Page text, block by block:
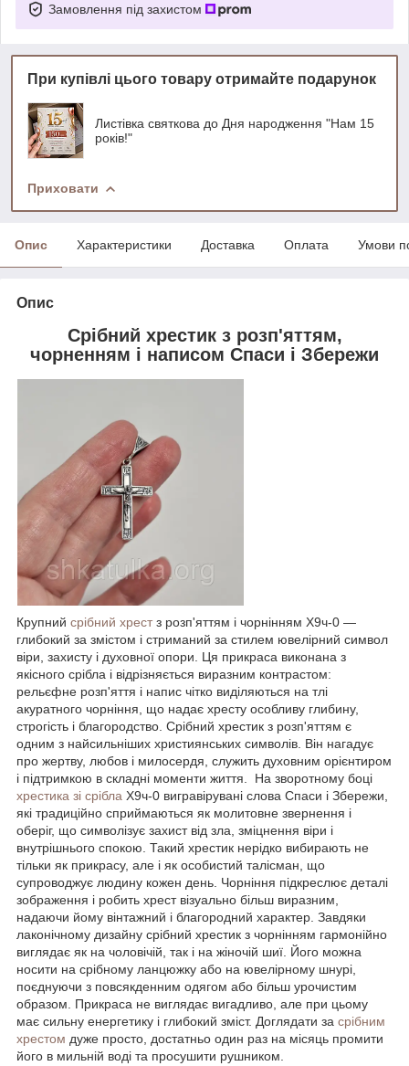
Замовлення під захистом
При купівлі цього товару отримайте подарунок
Листівка святкова до Дня народження "Нам 15
років!"
Приховати
Опис Характеристики Доставка Оплата Умови
Опис
Срібний хрестик з розп'яттям,
чорненням і написом Спаси і Збережи
Крупний срібний хрестз розп'яттям і чорнінням Х9ч-0 —
глибокий за змістом і стриманий за стилем ювелірний символ
віри, захисту і духовної опори. Ця прикраса виконана з
якісного срібла і відрізняється виразним контрастом:
рельєфне розп'яття і напис чітко виділяються на тлі
акуратного чорніння, що надає хресту особливу глибину,
строгість і благородство. Срібний хрестик з розп'яттям є
одним з найсильніших християнських символів. Він нагадує
про жертву, любов і милосердя, служить духовним орієнтиром
і підтримкою в складні моменти життя. На зворотному боці
хрестика зі срібла Х9ч-0 вигравірувані слова Спаси і Збережи,
які традиційно сприймаються як молитовне звернення і
оберіг, що символізує захист від зла, зміцнення віри і
внутрішнього спокою. Такий хрестик нерідко вибирають не
тільки як прикрасу, але і як особистий талісман, що
супроводжує людину кожен день. Чорніння підкреслює деталі
зображення і робить хрест візуально більш виразним,
надаючи йому вінтажний і благородний характер. Завдяки
лаконічному дизайну срібний хрестик з чорнінням гармонійно
виглядає як на чоловічій, так і на жіночій шиї. Його можна
носити на срібному ланцюжку або на ювелірному шнурі,
поєднуючи з повсякденним одягом або більш урочистим
образом. Прикраса не виглядає вигадливо, але при цьому
має сильну енергетику і глибокий зміст. Доглядати за срібним
хрестом дуже просто, достатньо один раз на місяць промити
його в мильній воді та просушити рушником.